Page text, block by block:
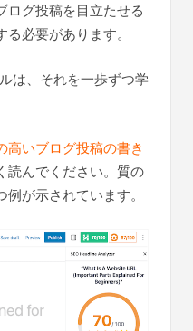
ログ投稿を目立たせる
必要があります。
は、それを一歩ずつ学
高いブログ投稿の書き
読んでください。質の
が示されています。